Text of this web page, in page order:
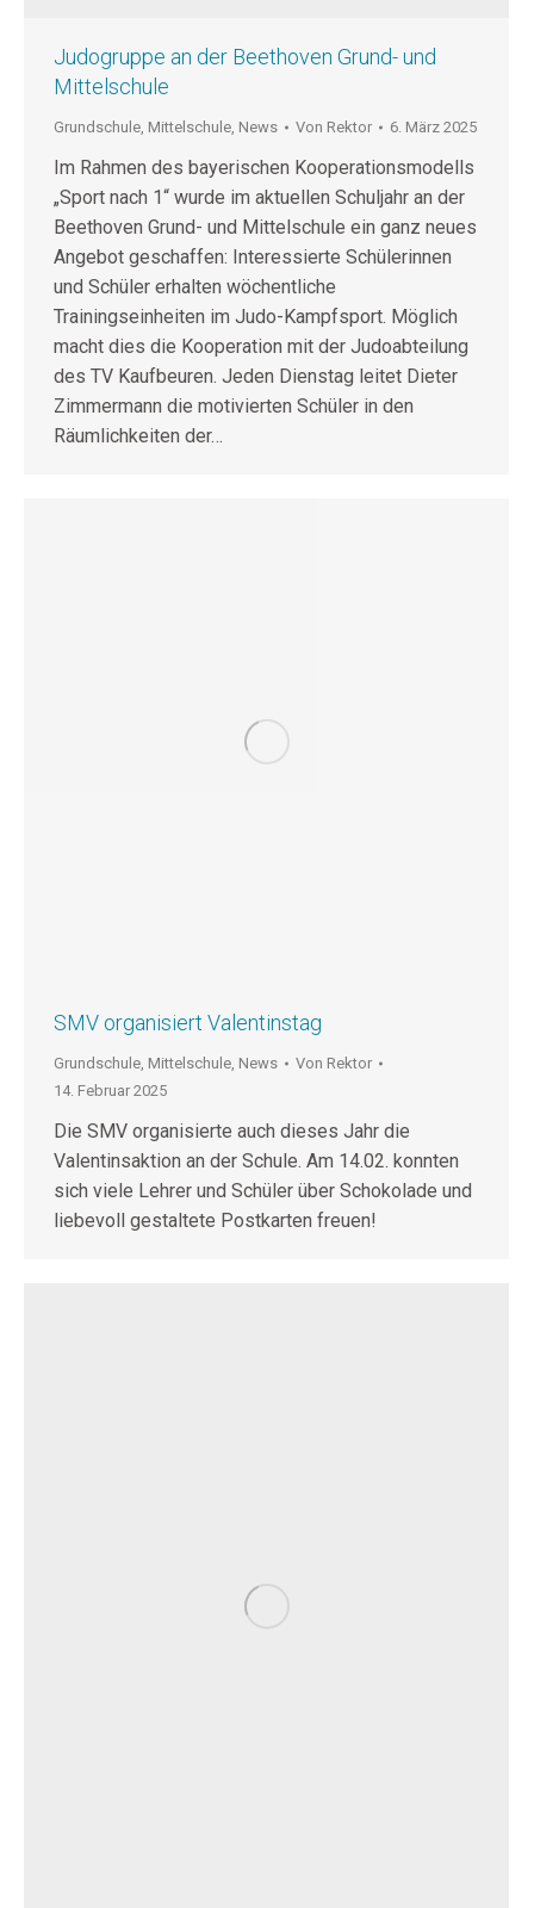
Judogruppe an der Beethoven Grund- und
Mittelschule
Grundschule, Mittelschule, News Von Rektor 6. März 2025
Im Rahmen des bayerischen Kooperationsmodells
„Sport nach 1“ wurde im aktuellen Schuljahr an der
Beethoven Grund- und Mittelschule ein ganz neues
Angebot geschaffen: Interessierte Schülerinnen
und Schüler erhalten wöchentliche
Trainingseinheiten im Judo-Kampfsport. Möglich
macht dies die Kooperation mit der Judoabteilung
des TV Kaufbeuren. Jeden Dienstag leitet Dieter
Zimmermann die motivierten Schüler in den
Räumlichkeiten der…
SMV organisiert Valentinstag
Grundschule, Mittelschule, News Von Rektor
14. Februar 2025
Die SMV organisierte auch dieses Jahr die
Valentinsaktion an der Schule. Am 14.02. konnten
sich viele Lehrer und Schüler über Schokolade und
liebevoll gestaltete Postkarten freuen!